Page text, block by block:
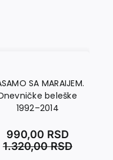
SA MARAIJEM.
beleške
1992–2014
1.320,00RSD
990,00 RSD